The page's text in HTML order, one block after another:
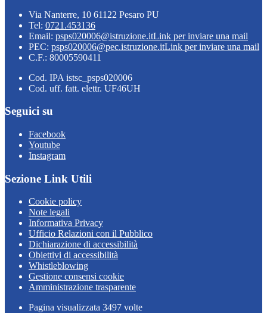
Via Nanterre, 10 61122 Pesaro PU
Tel: 0721.453136
Email: psps020006@istruzione.itLink per inviare una mail
PEC: psps020006@pec.istruzione.itLink per inviare una mail
C.F.: 80005590411
Cod. IPA istsc_psps020006
Cod. uff. fatt. elettr. UF46UH
Seguici su
Facebook
Youtube
Instagram
Sezione Link Utili
Cookie policy
Note legali
Informativa Privacy
Ufficio Relazioni con il Pubblico
Dichiarazione di accessibilità
Obiettivi di accessibilità
Whistleblowing
Gestione consensi cookie
Amministrazione trasparente
Pagina visualizzata 3497 volte